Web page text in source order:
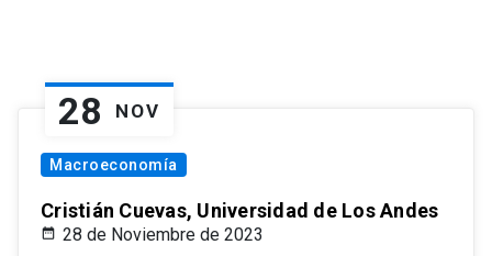
28 NOV
Macroeconomía
Cristián Cuevas, Universidad de Los Andes
28 de Noviembre de 2023